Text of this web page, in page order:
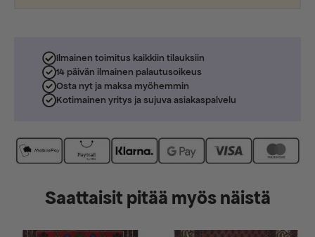
Ilmainen toimitus kaikkiin tilauksiin
14 päivän ilmainen palautusoikeus
Osta nyt ja maksa myöhemmin
Kotimainen yritys ja sujuva asiakaspalvelu
Saattaisit pitää myös näistä